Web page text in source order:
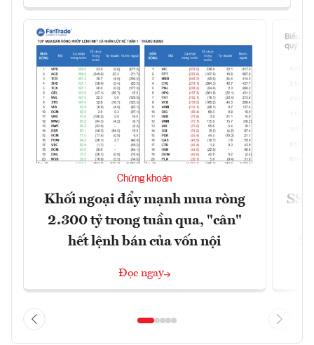
Chứng khoán
Khối ngoại đẩy mạnh mua ròng
2.300 tỷ trong tuần qua, "cân"
hết lệnh bán của vốn nội
Đọc ngay
SSI